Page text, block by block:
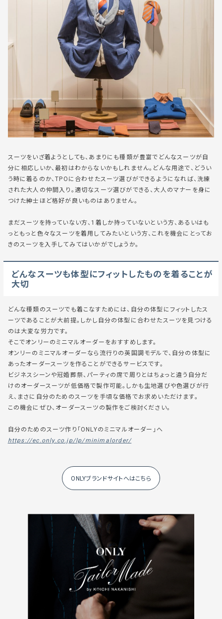
スーツをいざ着ようとしても、あまりにも種類が豊富でどんなスーツが自
分に相応しいか、最初はわからないかもしれません。どんな用途で、どうい
う時に着るのか、TPOに合わせたスーツ選びができるようになれば、洗練
された大人の仲間入り。適切なスーツ選びができる、 大人のマナーを身に
つけた紳士ほど格好が良いものはありません。
まだスーツを持っていない方、1着しか持っていないという方、あるいはも
っともっと色々なスーツを着用してみたいという方、これを機会に とってお
きのスーツを入手 してみてはいかがでしょうか。
どんなスーツも体型にフィットしたものを着ることが
大切
どんな種類のスーツでも着こなすためには、 自分の体型にフィットしたス
ーツであることが大前提。 しかし自分の体型に合わせたスーツを見つける
のは 大変な労力です。
そこでオンリーのミニマルオーダーをおすすめ します。
オンリーのミニマルオーダーなら 流行りの英国調モデル で、自分の体型に
あったオーダースーツを作ることができるサービスです。
ビジネスシーンや冠婚葬祭、パーティの席で周りとはちょっと違う自分だ
けの オーダースーツが低価格で製作可能。 しかも生地選びや色選びが行
え、まさに自分のためのスーツを手頃な価格でお求めいただけます。
この機会にぜひ、 オーダースーツの製作をご検討ください。
自分のためのスーツ作り「ONLYのミニマルオーダー」へ
https://ec.only.co.jp/lp/minimalorder/
ONLYブランドサイトへはこちら